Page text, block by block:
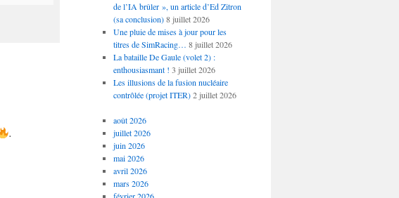
.
de l’IA brûler », un article d’Ed Zitron
(sa conclusion) 8 juillet 2026
Une pluie de mises à jour pour les
titres de SimRacing… 8 juillet 2026
La bataille De Gaule (volet 2) :
enthousiasmant ! 3 juillet 2026
Les illusions de la fusion nucléaire
contrôlée (projet ITER) 2 juillet 2026
août 2026
juillet 2026
juin 2026
mai 2026
avril 2026
mars 2026